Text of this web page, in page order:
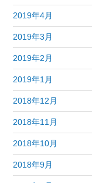
2019年4月
2019年3月
2019年2月
2019年1月
2018年12月
2018年11月
2018年10月
2018年9月